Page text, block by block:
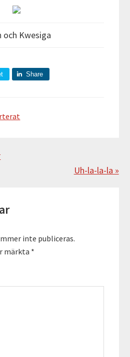
och Kwesiga
Share
Nästa
Uh-la-la-la »
inte publiceras.
märkta *